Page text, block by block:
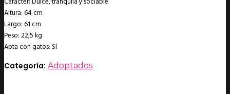
Altura: 64 cm
Largo: 61 cm
Peso: 22,5 kg
Apta con gatos: Sí
Categoría: Adoptados